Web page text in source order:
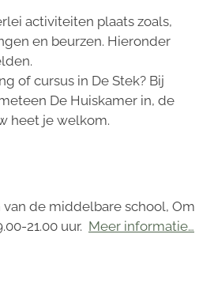
activiteiten plaats zoals,
en beurzen. Hieronder
of cursus in De Stek? Bij
De Huiskamer in, de
heet je welkom.
de middelbare school, Om
21.00 uur. Meer informatie…